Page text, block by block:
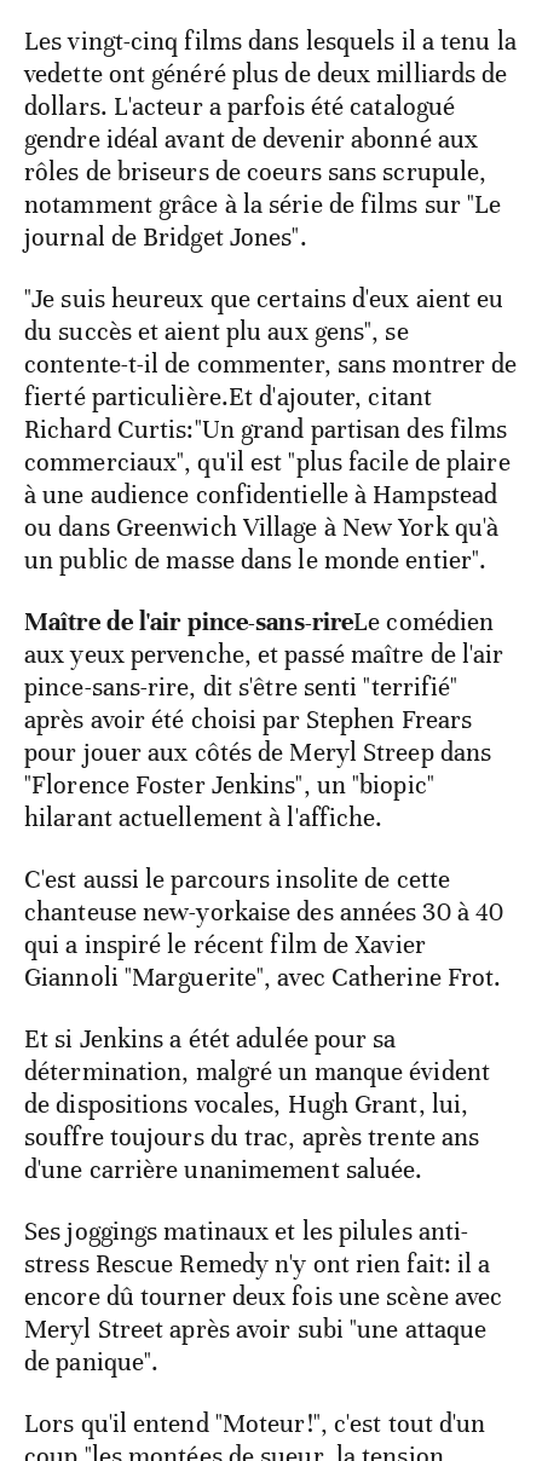
Les vingt-cinq films dans lesquels il a tenu la
vedette ont généré plus de deux milliards de
dollars. L'acteur a parfois été catalogué
gendre idéal avant de devenir abonné aux
rôles de briseurs de coeurs sans scrupule,
notamment grâce à la série de films sur "Le
journal de Bridget Jones".
"Je suis heureux que certains d'eux aient eu
du succès et aient plu aux gens", se
contente-t-il de commenter, sans montrer de
fierté particulière.Et d'ajouter, citant
Richard Curtis:"Un grand partisan des films
commerciaux", qu'il est "plus facile de plaire
à une audience confidentielle à Hampstead
ou dans Greenwich Village à New York qu'à
un public de masse dans le monde entier".
Maître de l'air pince-sans-rireLe comédien
aux yeux pervenche, et passé maître de l'air
pince-sans-rire, dit s'être senti "terrifié"
après avoir été choisi par Stephen Frears
pour jouer aux côtés de Meryl Streep dans
"Florence Foster Jenkins", un "biopic"
hilarant actuellement à l'affiche.
C'est aussi le parcours insolite de cette
chanteuse new-yorkaise des années 30 à 40
qui a inspiré le récent film de Xavier
Giannoli "Marguerite", avec Catherine Frot.
Et si Jenkins a étét adulée pour sa
détermination, malgré un manque évident
de dispositions vocales, Hugh Grant, lui,
souffre toujours du trac, après trente ans
d'une carrière unanimement saluée.
Ses joggings matinaux et les pilules anti-
stress Rescue Remedy n'y ont rien fait: il a
encore dû tourner deux fois une scène avec
Meryl Street après avoir subi "une attaque
de panique".
Lors qu'il entend "Moteur!", c'est tout d'un